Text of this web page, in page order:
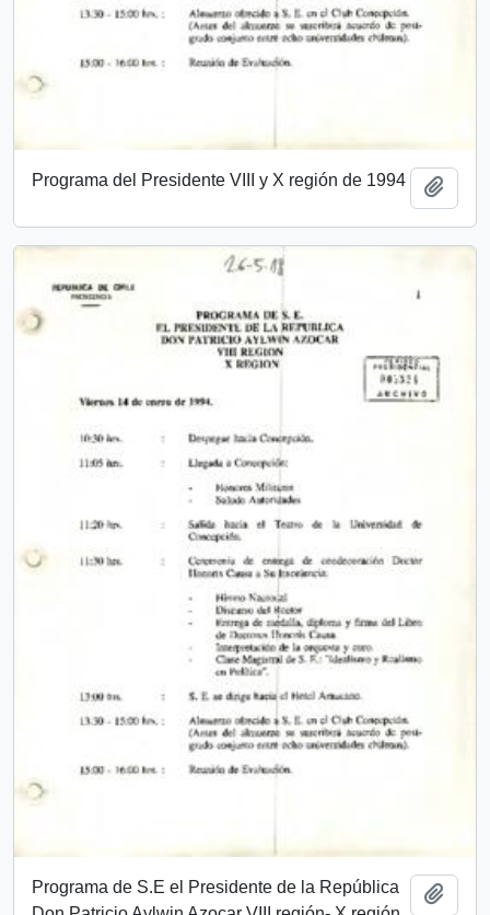
Programa del Presidente VIII y X región de 1994
Programa de S.E el Presidente de la República